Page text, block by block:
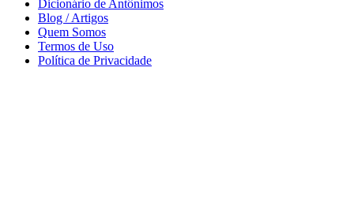
Dicionário de Antônimos
Blog / Artigos
Quem Somos
Termos de Uso
Política de Privacidade